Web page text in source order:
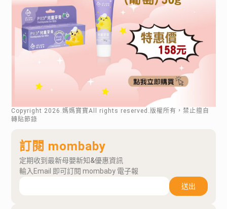
Copyright 2026 .媽媽寶寶All rights reserved.版權所有，禁止擅自
轉貼節錄
訂閱 mombaby
定期收到最新母嬰新知&優惠資訊
輸入Email 即可訂閱 mombaby 電子報
送出